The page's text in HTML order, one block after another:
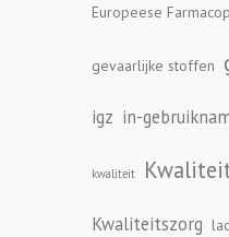
Europeese
gevaarlijke stoffen
igz in-
kwaliteit
Kwaliteitszorg